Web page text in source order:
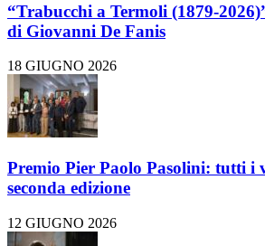
“Trabucchi a Termoli (1879-
di Giovanni De Fanis
18 GIUGNO 2026
Premio Pier Paolo Pasolini: tutti i
seconda edizione
12 GIUGNO 2026